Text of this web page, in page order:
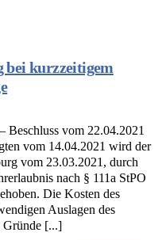
bei kurzzeitigem
vom 22.04.2021
vom 14.04.2021 wird der
vom 23.03.2021, durch
nach § 111a StPO
Die Kosten des
Auslagen des
Gründe [...]